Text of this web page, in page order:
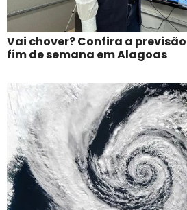
Vai chover? Confira a
fim de semana em Alagoas